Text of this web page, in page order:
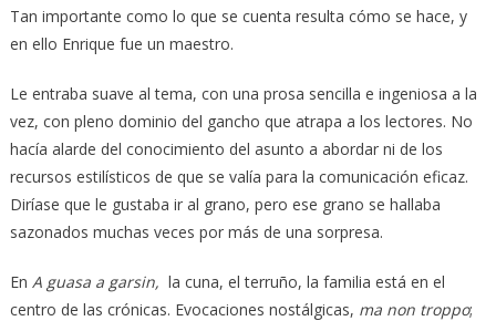
Tan importante como lo que se cuenta resulta cómo se hace, y
en ello Enrique fue un maestro.
Le entraba suave al tema, con una prosa sencilla e ingeniosa a la
vez, con pleno dominio del gancho que atrapa a los lectores. No
hacía alarde del conocimiento del asunto a abordar ni de los
recursos estilísticos de que se valía para la comunicación eficaz.
Diríase que le gustaba ir al grano, pero ese grano se hallaba
sazonados muchas veces por más de una sorpresa.
En A guasa a garsin, la cuna, el terruño, la familia está en el
centro de las crónicas. Evocaciones nostálgicas, ma non troppo;